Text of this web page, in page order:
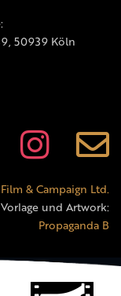
50939 Köln
Film & Campaign Ltd.
und Artwork:
Propaganda B